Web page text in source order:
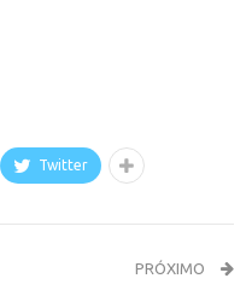
Twitter
PRÓXIMO